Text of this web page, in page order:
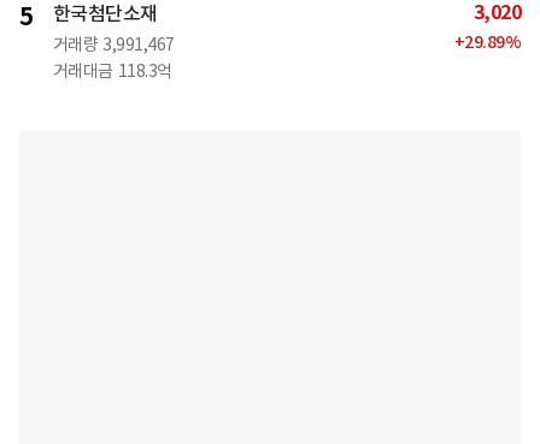
5 한국첨단소재
거래량 3,991,467
거래대금 118.3억
3,020
+29.89%